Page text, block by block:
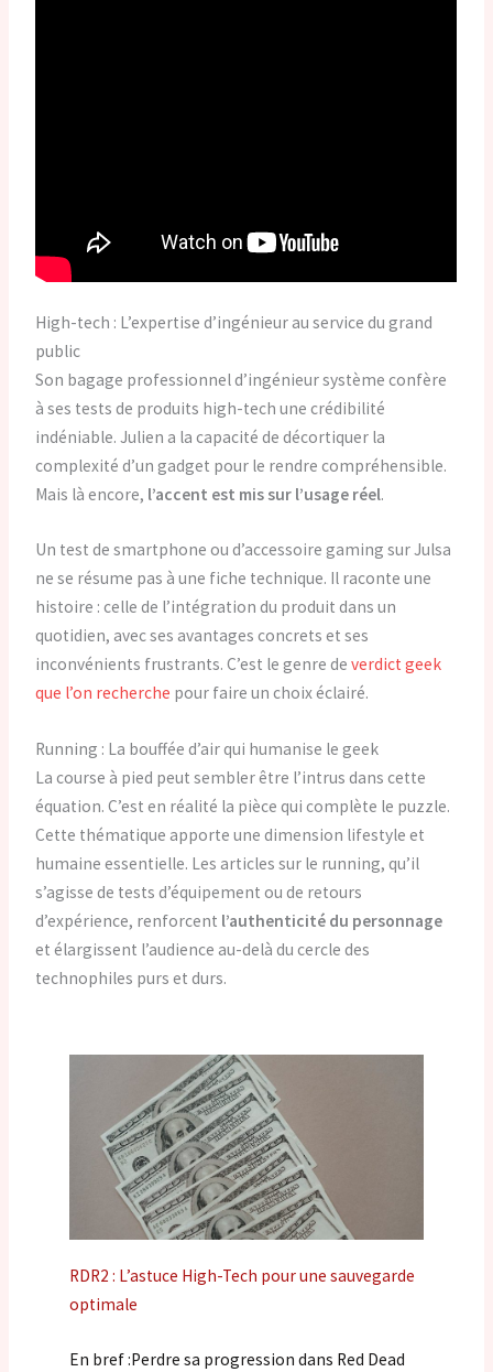
High-tech : L’expertise d’ingénieur au service du grand
public
Son bagage professionnel d’ingénieur système confère
à ses tests de produits high-tech une crédibilité
indéniable. Julien a la capacité de décortiquer la
complexité d’un gadget pour le rendre compréhensible.
Mais là encore, l’accent est mis sur l’usage réel.
Un test de smartphone ou d’accessoire gaming sur Julsa
ne se résume pas à une fiche technique. Il raconte une
histoire : celle de l’intégration du produit dans un
quotidien, avec ses avantages concrets et ses
inconvénients frustrants. C’est le genre deverdict geek
que l’on recherche pour faire un choix éclairé.
Running : La bouffée d’air qui humanise le geek
La course à pied peut sembler être l’intrus dans cette
équation. C’est en réalité la pièce qui complète le puzzle.
Cette thématique apporte une dimension lifestyle et
humaine essentielle. Les articles sur le running, qu’il
s’agisse de tests d’équipement ou de retours
d’expérience, renforcent l’authenticité du personnage
et élargissent l’audience au-delà du cercle des
technophiles purs et durs.
RDR2 : L’astuce High-Tech pour une sauvegarde
optimale
En bref :Perdre sa progression dans Red Dead